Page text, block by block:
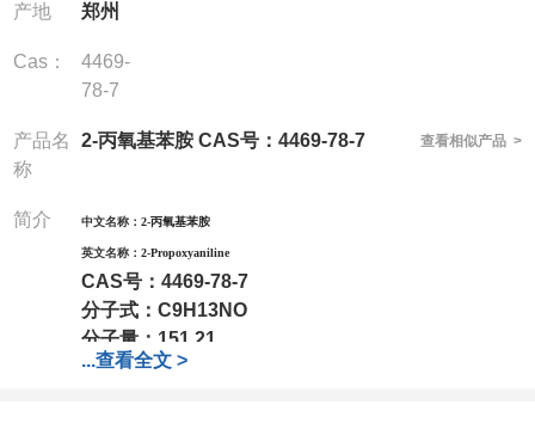
产地 郑州
Cas：
4469-
78-7
产品名
称
2-丙氧基苯胺 CAS号：4469-78-7 查看相似产品 >
简介 中文名称： 2-丙氧基苯胺
英文名称： 2-Propoxyaniline
CAS号： 4469-78-7
分子式： C9H13NO
分子量： 151.21
...查看全文 >